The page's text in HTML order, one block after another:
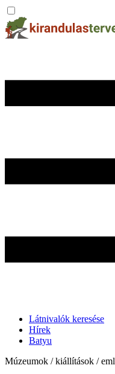
Látnivalók keresése
Hírek
Batyu
Múzeumok / kiállítások /